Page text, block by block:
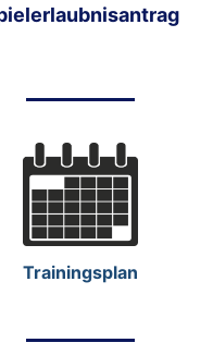
Trainingsplan